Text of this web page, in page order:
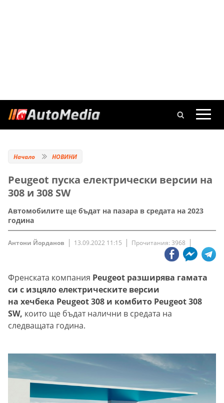
Начало НОВИНИ
Peugeot пуска електрически версии на
308 и 308 SW
Автомобилите ще бъдат на пазара в средата на 2023
година
Антони Йорданов 13.09.2022 11:15 Прочитания: 3968
Френската компания Peugeot разширява гамата
си с изцяло електрическите версии
на хечбека Peugeot 308 и комбито Peugeot 308
SW, които ще бъдат налични в средата на
следващата година.